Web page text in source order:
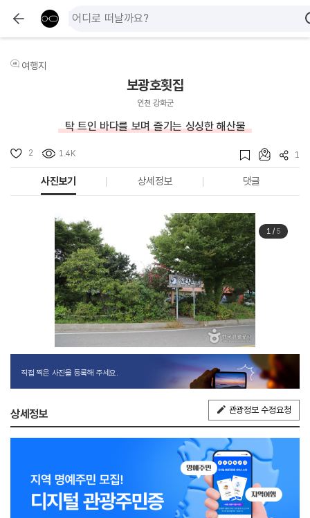
여행지
보광호횟집
인천 강화군
탁 트인 바다를 보며 즐기는 싱싱한 해산물
2 1.4K 1
사진보기 상세정보 댓글
1/ 5
직접 찍은 사진을 등록해 주세요.
상세정보 관광정보 수정요청